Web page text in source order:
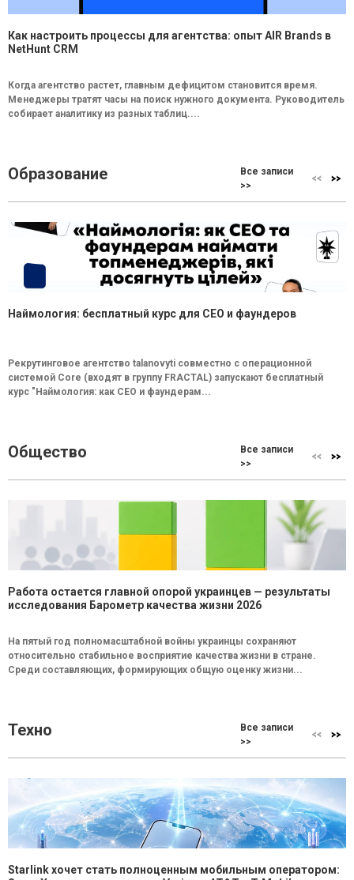
Как настроить процессы для агентства: опыт AIR Brands в
NetHunt CRM
Когда агентство растет, главным дефицитом становится время.
Менеджеры тратят часы на поиск нужного документа. Руководитель
собирает аналитику из разных таблиц....
Образование
Все записи
>>
Наймология: бесплатный курс для CEO и фаундеров
Рекрутинговое агентство talanovyti совместно с операционной
системой Core (входят в группу FRACTAL) запускают бесплатный
курс "Наймология: как СEO и фаундерам...
Общество
Все записи
>>
Работа остается главной опорой украинцев — результаты
исследования Барометр качества жизни 2026
На пятый год полномасштабной войны украинцы сохраняют
относительно стабильное восприятие качества жизни в стране.
Среди составляющих, формирующих общую оценку жизни...
Техно
Все записи
>>
Starlink хочет стать полноценным мобильным оператором: